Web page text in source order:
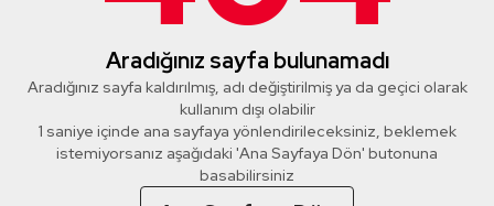
Aradığınız sayfa bulunamadı
Aradığınız sayfa kaldırılmış, adı değiştirilmiş ya da geçici olarak
kullanım dışı olabilir
1 saniye içinde ana sayfaya yönlendirileceksiniz, beklemek
istemiyorsanız aşağıdaki 'Ana Sayfaya Dön' butonuna
basabilirsiniz